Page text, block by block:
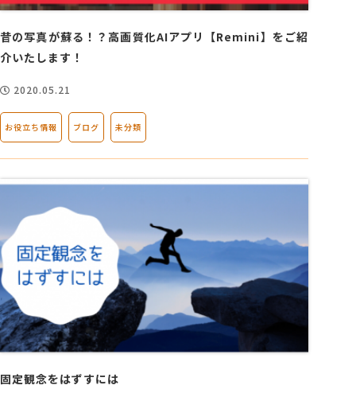
昔の写真が蘇る！？高画質化AIアプリ【Remini】をご紹
介いたします！
2020.05.21
お役立ち情報 ブログ 未分類
固定観念をはずすには